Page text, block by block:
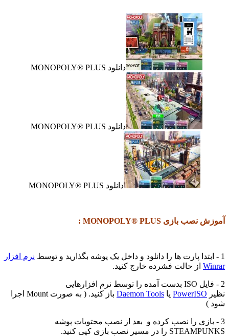
دانلود MONOPOLY® PLUS
دانلود MONOPOLY® PLUS
دانلود MONOPOLY® PLUS
آموزش نصب بازی MONOPOLY® PLUS :
1 - ابتدا پارت ها را دانلود و داخل یک پوشه بگذارید و توسط
نرم افزار
Winrar از حالت فشرده خارج کنید.
2 - فایل ISO بدست آمده را توسط نرم افزارهایی
نظیر PowerISO یا Daemon Tools
باز کنید. ( به صورت Mount اجرا
شود )
3 - بازی را نصب کرده و بعد از نصب محتویات پوشه
STEAMPUNKS را در مسیر نصب بازی کپی کنید.